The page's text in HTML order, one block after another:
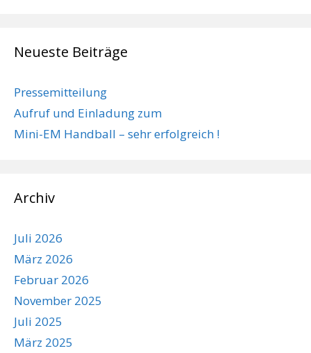
Neueste Beiträge
Pressemitteilung
Aufruf und Einladung zum
Mini-EM Handball – sehr erfolgreich !
Archiv
Juli 2026
März 2026
Februar 2026
November 2025
Juli 2025
März 2025